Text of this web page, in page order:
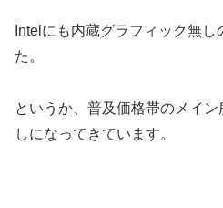
Intelにも内蔵グラフィック無
た。
というか、普及価格帯のメイ
しになってきています。